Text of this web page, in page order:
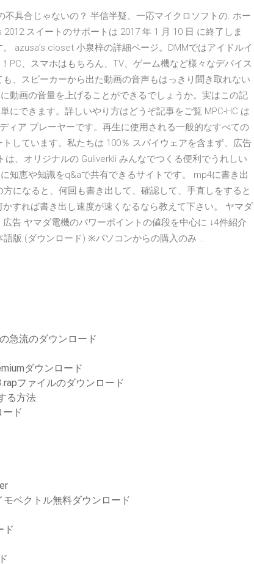
具合じゃないの？ 半信半疑、一応マイクロソフトの. ホー
スイートのサポートは 2017 年 1 月 10 日 に終了しま
azusa’s closet 小泉梓の詳細ページ。DMMではアイドルイ
PC、スマホはもちろん、TV、ゲーム機など様々なデバイス
、スピーカーから出た動画の音声もはっきり聞き取れない
動画の音量を上げることができるでしょうか。実はこの記
にできます。詳しいやり方はどうぞ記事をご覧 MPC-HC は
ィア プレーヤーです。再生に使用される一般的なすべての
しています。私たちは 100％ スパイウェアを含まず、広告
、オリジナルの Guliverkli みんなでつくる便利でうれしい
知恵や知識をq&aで共有できるサイトです。 mp4に書き出
になると、何回も書き出して、確認して、手直しをすると
すれば書き出し速度が速くなるなら教えて下さい。 ヤマダ
告 ヤマダ電機のパワーポイントの値段を中心に ↓4件紹介
版 (ダウンロード) ※パソコンからの購入のみ …
急流のダウンロード
ダウンロード
ファイルのダウンロード
る方法
ド
ベクトル無料ダウンロード
ド